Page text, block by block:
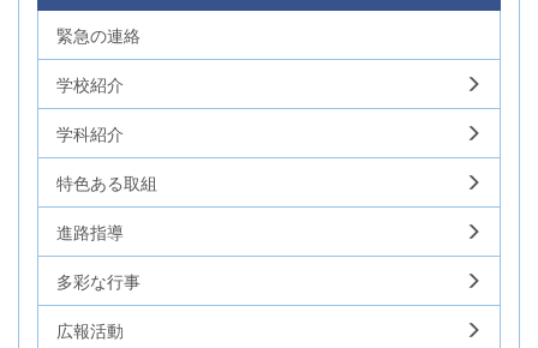
緊急の連絡
学校紹介
学科紹介
特色ある取組
進路指導
多彩な行事
広報活動